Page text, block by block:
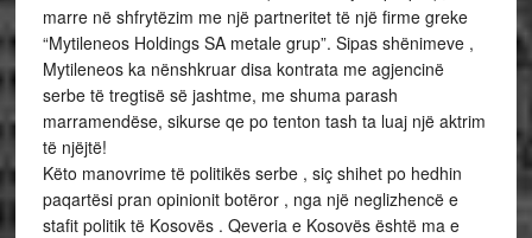
marre në shfrytëzim me një partneritet të një firme greke
“Mytileneos Holdings SA metale grup”. Sipas shënimeve ,
Mytileneos ka nënshkruar disa kontrata me agjencinë
serbe të tregtisë së jashtme, me shuma parash
marramendëse, sikurse qe po tenton tash ta luaj një aktrim
të njëjtë!
Këto manovrime të politikës serbe , siç shihet po hedhin
paqartësi pran opinionit botëror , nga një neglizhencë e
stafit politik të Kosovës . Qeveria e Kosovës është ma e